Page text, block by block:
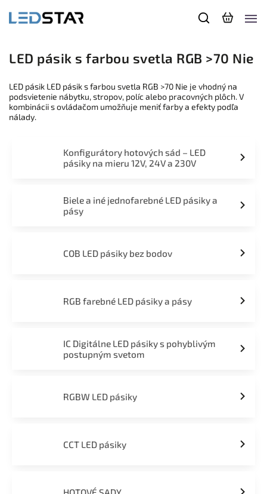
LED pásik s farbou svetla RGB >70 Nie
LED pásik LED pásik s farbou svetla RGB >70 Nie je vhodný na
podsvietenie nábytku, stropov, políc alebo pracovných plôch. V
kombinácii s ovládačom umožňuje meniť farby a efekty podľa
nálady.
Konfigurátory hotových sád – LED
pásiky na mieru 12V, 24V a 230V
Biele a iné jednofarebné LED pásiky a
pásy
COB LED pásiky bez bodov
RGB farebné LED pásiky a pásy
IC Digitálne LED pásiky s pohyblivým
postupným svetom
RGBW LED pásiky
CCT LED pásiky